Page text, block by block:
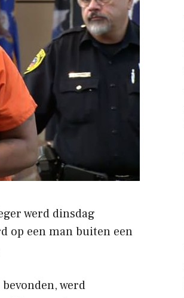
werd dinsdag
op een man buiten een
werd